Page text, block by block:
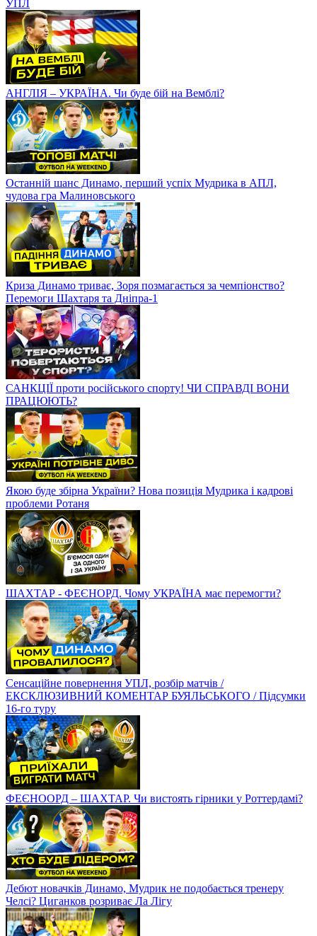
УПЛ
АНГЛІЯ – УКРАЇНА. Чи буде бій на Вемблі?
Останній шанс Динамо, перший успіх Мудрика в АПЛ,
чудова гра Малиновського
Криза Динамо триває, Зоря позмагається за чемпіонство?
Перемоги Шахтаря та Дніпра-1
САНКЦІЇ проти російського спорту! ЧИ СПРАВДІ ВОНИ
ПРАЦЮЮТЬ?
Якою буде збірна України? Нова позиція Мудрика і кадрові
проблеми Ротаня
ШАХТАР - ФЕЄНОРД. Чому УКРАЇНА має перемогти?
Сенсаційне повернення УПЛ, розбір матчів /
ЕКСКЛЮЗИВНИЙ КОМЕНТАР БУЯЛЬСЬКОГО / Підсумки
16-го туру
ФЕЄНООРД – ШАХТАР. Чи вистоять гірники у Роттердамі?
Дебют новачків Динамо, Мудрик не подобається тренеру
Челсі? Циганков розриває Ла Лігу